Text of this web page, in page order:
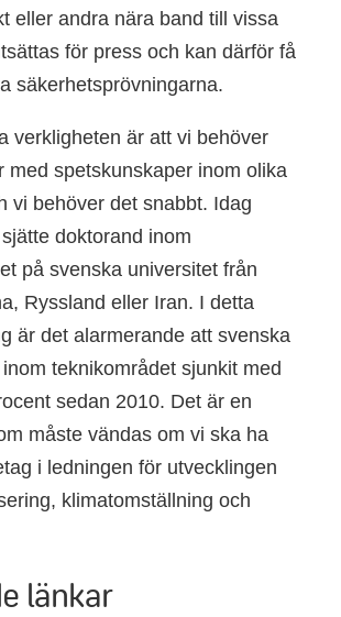
eller andra nära band till vissa
för press och kan därför få
säkerhetsprövningarna.
verkligheten är att vi behöver
med spetskunskaper inom olika
vi behöver det snabbt. Idag
doktorand inom
på svenska universitet från
Ryssland eller Iran. I detta
är det alarmerande att svenska
teknikområdet sjunkit med
sedan 2010. Det är en
måste vändas om vi ska ha
i ledningen för utvecklingen
klimatomställning och
länkar